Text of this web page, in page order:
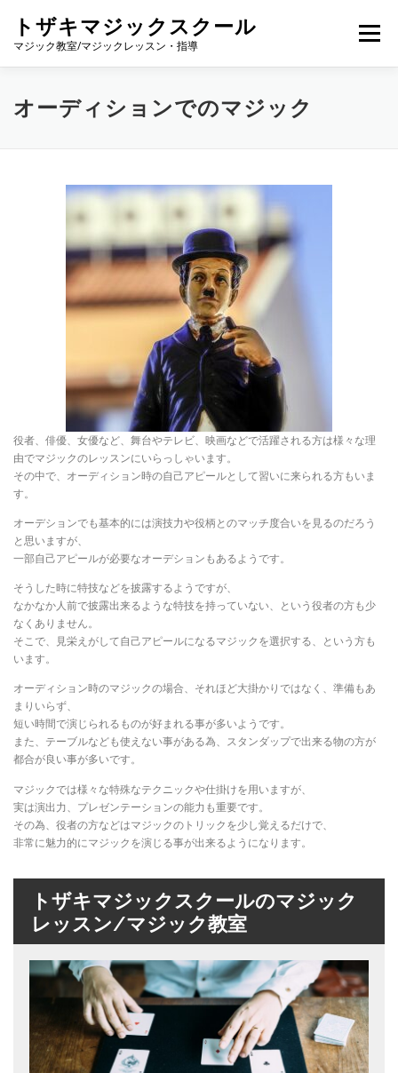
トザキマジックスクール
マジック教室/マジックレッスン・指導
メニュー
プロフィール 個別レッスン グループレッスン
マジックの種類 NOTE YOUTUBE
問い合わせ
オーディションでのマジック
役者、俳優、女優など、舞台やテレビ、映画などで活躍される方は様々な理
由でマジックのレッスンにいらっしゃいます。
その中で、オーディション時の自己アピールとして習いに来られる方もいま
す。
オーデションでも基本的には演技力や役柄とのマッチ度合いを見るのだろう
と思いますが、
一部自己アピールが必要なオーデションもあるようです。
そうした時に特技などを披露するようですが、
なかなか人前で披露出来るような特技を持っていない、という役者の方も少
なくありません。
そこで、見栄えがして自己アピールになるマジックを選択する、という方も
います。
オーディション時のマジックの場合、それほど大掛かりではなく、準備もあ
まりいらず、
短い時間で演じられるものが好まれる事が多いようです。
また、テーブルなども使えない事がある為、スタンダップで出来る物の方が
都合が良い事が多いです。
マジックでは様々な特殊なテクニックや仕掛けを用いますが、
実は演出力、プレゼンテーションの能力も重要です。
その為、役者の方などはマジックのトリックを少し覚えるだけで、
非常に魅力的にマジックを演じる事が出来るようになります。
トザキマジックスクールのマジック
レッスン/マジック教室